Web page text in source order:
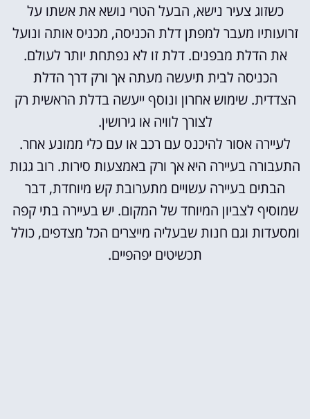
כשזוג צעיר נישא, הבעל הטרי נושא את אשתו על
זרועותיו מעבר למפתן דלת הכניסה, מכניס אותה ונועל
את הדלת מבפנים. דלת זו לא נפתחת יותר לעולם.
הכניסה לבית תיעשה מעתה אך ורק דרך הדלת
הצדדית. שימוש אחרון ונוסף ייעשה בדלת הראשית רק
לצורך לוויה או גירושין.
לעיירה אסור להיכנס עם רכב או עם כלי ממונע אחר.
התעבורה בעיירה היא אך ורק באמצעות סירות. רוב גגות
הבתים בעיירה עשויים מתערובת קש מיוחדת, דבר
שמוסיף לצביון המיוחד של המקום. יש בעיירה בתי קפה
ומסעדות וגם חנות שבעליה מייצרים הכל מצדפים, כולל
תכשיטים יפהפיים.